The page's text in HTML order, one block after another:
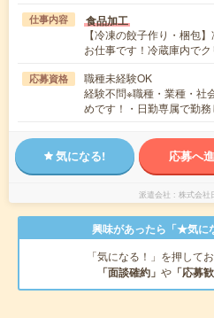
仕事内容 食品加工
【冷凍の餃子作り・梱包
お仕事です！冷蔵庫内で
応募資格
職種未経験OK
経験不問※職種・業種・社
めです！・日勤専属で勤
気になる! 応募へ
派遣会社 株式会社
興味があったら「★気に
「気になる！」を押して
「面談確約」 や 「応募